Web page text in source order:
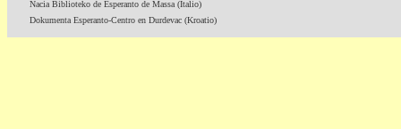
Nacia Biblioteko de Esperanto de Massa (Italio)
Dokumenta Esperanto-Centro en Durdevac (Kroatio)